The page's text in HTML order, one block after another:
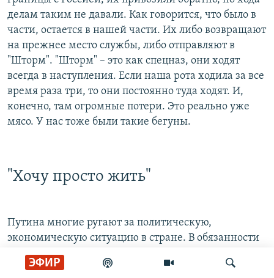
ЭФИР
делам таким не давали. Как говорится, что было в
части, остается в нашей части. Их либо возвращают
на прежнее место службы, либо отправляют в
"Шторм". "Шторм" – это как спецназ, они ходят
всегда в наступления. Если наша рота ходила за все
время раза три, то они постоянно туда ходят. И,
конечно, там огромные потери. Это реально уже
мясо. У нас тоже были такие бегуны.
"Хочу просто жить"
Путина многие ругают за политическую,
экономическую ситуацию в стране. В обязанности
президента входит внешняя политика, а не
внутренняя. За внутреннюю отвечает Госдума,